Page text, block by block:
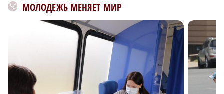
МОЛОДЕЖЬ МЕНЯЕТ МИР